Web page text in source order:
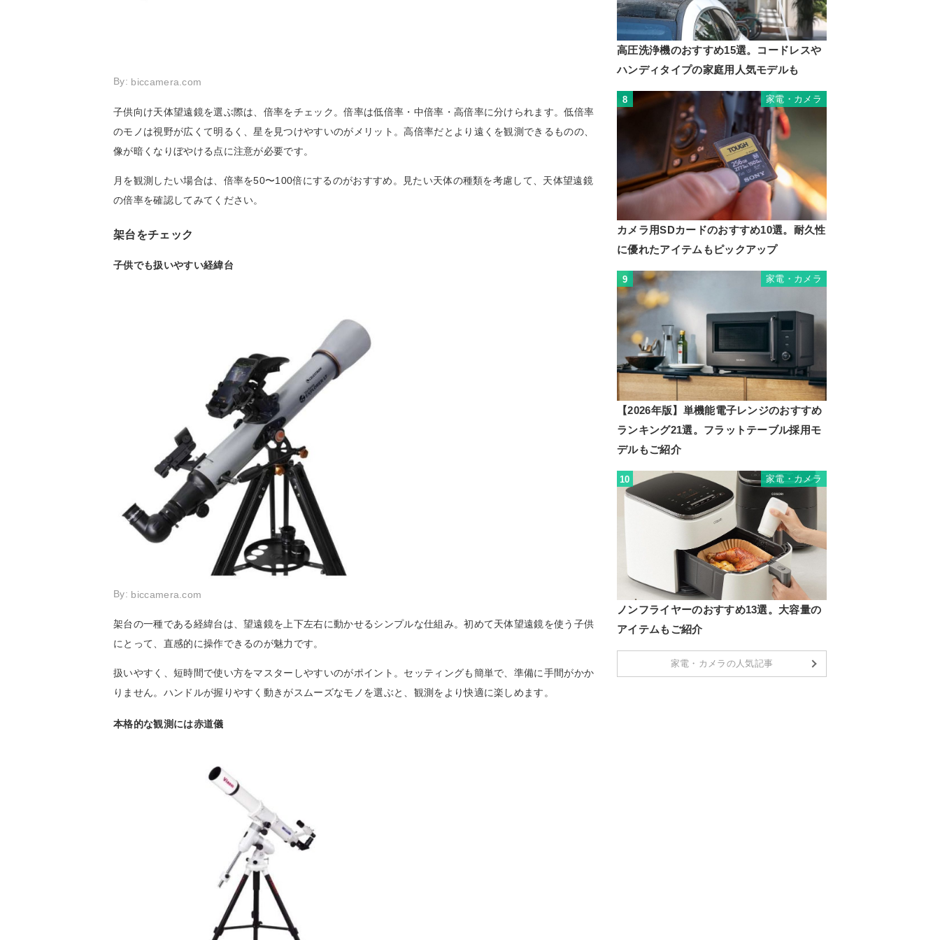
By: biccamera.com
子供向け天体望遠鏡を選ぶ際は、倍率をチェック。倍率は低倍率・中倍率・高倍率に分けられます。低倍率
のモノは視野が広くて明るく、星を見つけやすいのがメリット。高倍率だとより遠くを観測できるものの、
像が暗くなりぼやける点に注意が必要です。
月を観測したい場合は、倍率を50〜100倍にするのがおすすめ。見たい天体の種類を考慮して、天体望遠鏡
の倍率を確認してみてください。
架台をチェック
子供でも扱いやすい経緯台
By: biccamera.com
架台の一種である経緯台は、望遠鏡を上下左右に動かせるシンプルな仕組み。初めて天体望遠鏡を使う子供
にとって、直感的に操作できるのが魅力です。
扱いやすく、短時間で使い方をマスターしやすいのがポイント。セッティングも簡単で、準備に手間がかか
りません。ハンドルが握りやすく動きがスムーズなモノを選ぶと、観測をより快適に楽しめます。
本格的な観測には赤道儀
高圧洗浄機のおすすめ15選。コードレスや
ハンディタイプの家庭用人気モデルも
8 家電・カメラ
カメラ用SDカードのおすすめ10選。耐久性
に優れたアイテムもピックアップ
9 家電・カメラ
【2026年版】単機能電子レンジのおすすめ
ランキング21選。フラットテーブル採用モ
デルもご紹介
10 家電・カメラ
ノンフライヤーのおすすめ13選。大容量の
アイテムもご紹介
家電・カメラの人気記事